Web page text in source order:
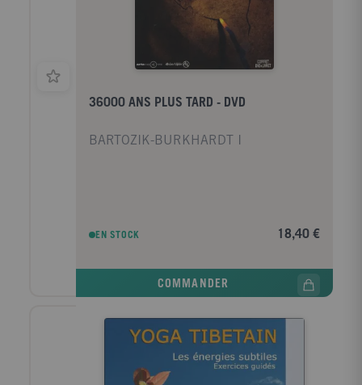
36000 ANS PLUS TARD - DVD
BARTOZIK-BURKHARDT I
EN STOCK 18,40 €
COMMANDER